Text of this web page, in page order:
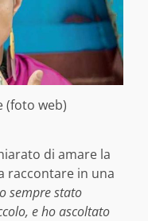
(foto web)
di amare la
raccontare in una
sempre stato
e ho ascoltato